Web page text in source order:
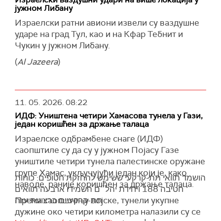
"Безбедан пролаз кроз Ормуски мореуз и
успостављање безбедности у региону и
Либану били су други захтеви Ирана, који се
сматрају великодушном и одговорном
портпарол.
додајући да одговор Ирана на предлог
Доналда Трампа, који је Техеран јуче послао
преко Пакистана, "није био претеран".
Портпарол иранског Министарства спољних
послова поручио је да ће Иран реаговати
војно уколико буде приморан, али да ће
истовремено користити сваку прилику за
дипломатско решавање спорова.
"Кад год будемо приморани да се боримо,
борићемо се, а кад год постоји простор за
да ли ће бити потребна већина за изгласавање
предлога, преноси
(Reuters )
јужном Либану
Израелски ратни авиони извели су ваздушне
ударе на град Тул, као и на Кфар Тебнит и
Чукин у јужном Либану.
(Al Jazeera)
11. 05. 2026.08:22
ИДФ: Уништена четири Хамасова тунела у Гази,
један коришћен за држање талаца
Израелске одбрамбене снаге (ИДФ)
саопштиле су да су у јужном Појасу Газе
уништиле четири тунела палестинске оружане
групе Хамас, укључујући један који је, како
наводе, раније коришћен за држање талаца.
Према саопштењу војске, тунели укупне
дужине око четири километра налазили су се
הושמד תוואי תת-קרקעי ששימש להחזקת חטופים: כוחות
חטיבה 188 ויחידת יהל״ם השמידו ארבעה תוואים
תת-קרקעיים ברצועת עזה